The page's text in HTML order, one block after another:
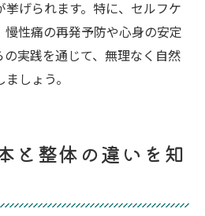
学ぶ整体のセルフケア実例
実感できるのか
で効果を感じられるのか解
待できる変化と注意点
効果を高めるポイント紹介
げられます。特に、セルフケ
性痛の再発予防や心身の安定
実践を通じて、無理なく自然
しょう。
と整体の違いを知